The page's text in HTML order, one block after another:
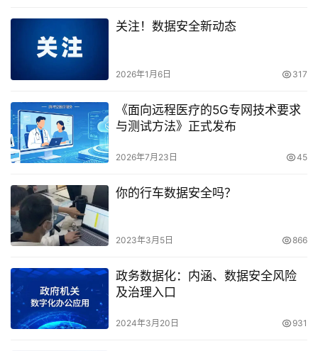
关注！数据安全新动态
2026年1月6日 317
《面向远程医疗的5G专网技术要求
与测试方法》正式发布
2026年7月23日 45
你的行车数据安全吗？
2023年3月5日 866
政务数据化：内涵、数据安全风险
及治理入口
2024年3月20日 931